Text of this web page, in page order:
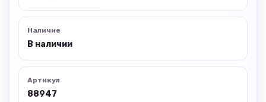
Наличие
В наличии
Артикул
88947